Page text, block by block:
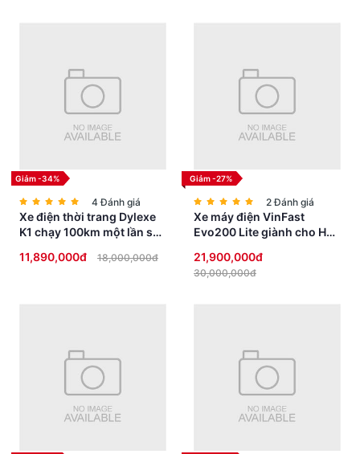
Giảm -34%
4 Đánh giá
Xe điện thời trang Dylexe
K1 chạy 100km một lần sạc
11,890,000đ 18,000,000đ
Giảm -27%
2 Đánh giá
Xe máy điện VinFast
Evo200 Lite giành cho Học
21,900,000đ
30,000,000đ